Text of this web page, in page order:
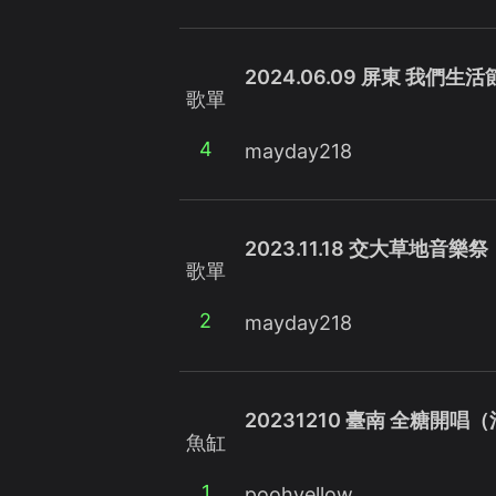
歌單
4
2024.06.09 屏東 我們生活
mayday218
歌單
2
2023.11.18 交大草地音樂祭
mayday218
魚缸
20231210 臺南 全糖開唱（